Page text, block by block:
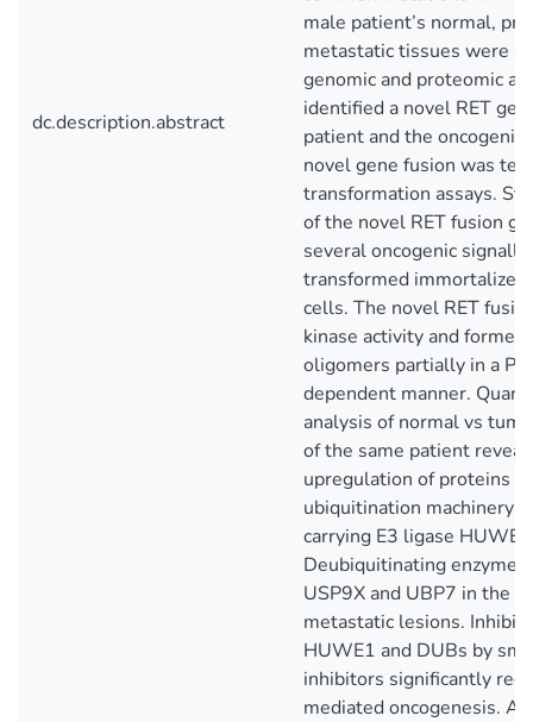
dc.description.abstract
male patient’s normal,
metastatic tissues were
genomic and proteomic
identified a novel RET
patient and the
novel gene fusion was
transformation assays.
of the novel RET fusion
several oncogenic
transformed immortalized
cells. The novel RET
kinase activity and formed
oligomers partially in a
dependent manner.
analysis of normal vs
of the same patient
upregulation of proteins
ubiquitination machinery
carrying E3 ligase
Deubiquitinating
USP9X and UBP7 in the
metastatic lesions.
HUWE1 and DUBs by
inhibitors significantly
mediated oncogenesis.